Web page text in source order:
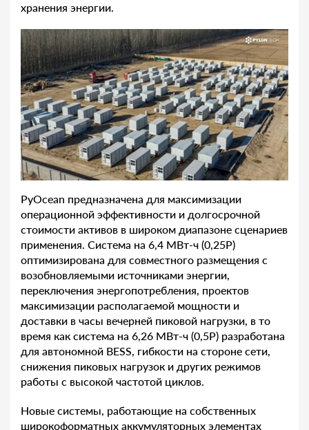
хранения энергии.
PyOcean предназначена для максимизации
операционной эффективности и долгосрочной
стоимости активов в широком диапазоне сценариев
применения. Система на 6,4 МВт-ч (0,25P)
оптимизирована для совместного размещения c
возобновляемыми источниками энергии,
переключения энергопотребления, проектов
максимизации располагаемой мощности и
доставки в часы вечерней пиковой нагрузки, в то
время как система на 6,26 МВт-ч (0,5P) разработана
для автономной BESS, гибкости на стороне сети,
снижения пиковых нагрузок и других режимов
работы с высокой частотой циклов.
Новые системы, работающие на собственных
широкоформатных аккумуляторных элементах